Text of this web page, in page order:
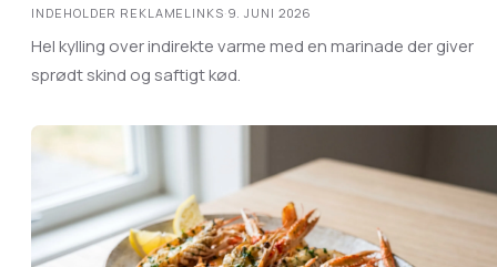
INDEHOLDER REKLAMELINKS·9. JUNI 2026
Hel kylling over indirekte varme med en marinade der giver
sprødt skind og saftigt kød.